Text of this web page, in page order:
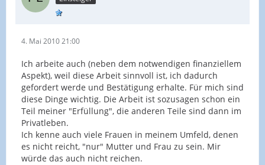
4. Mai 2010 21:00
Ich arbeite auch (neben dem notwendigen finanziellem
Aspekt), weil diese Arbeit sinnvoll ist, ich dadurch
gefordert werde und Bestätigung erhalte. Für mich sind
diese Dinge wichtig. Die Arbeit ist sozusagen schon ein
Teil meiner "Erfüllung", die anderen Teile sind dann im
Privatleben.
Ich kenne auch viele Frauen in meinem Umfeld, denen
es nicht reicht, "nur" Mutter und Frau zu sein. Mir
würde das auch nicht reichen.